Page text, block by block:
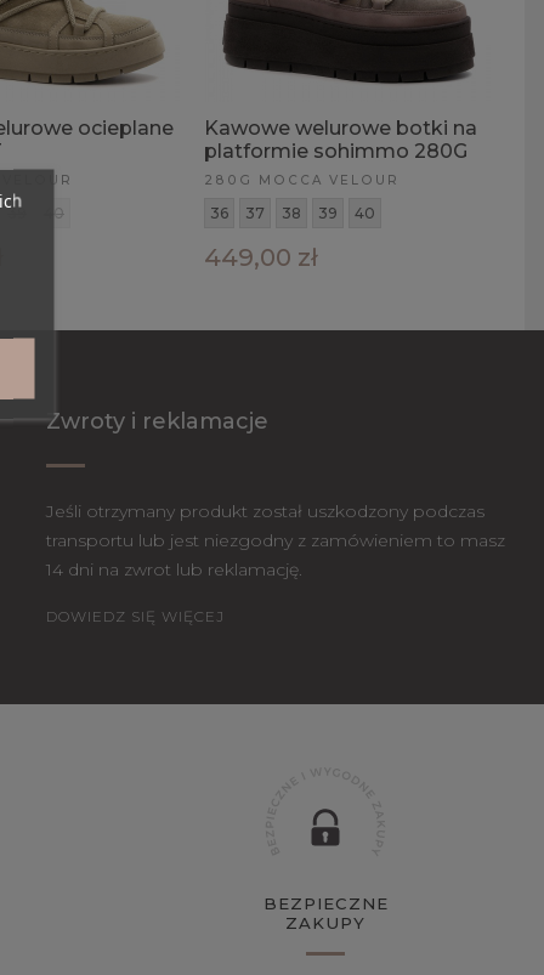
ocieplane
39 40
Kawowe welurowe botki na
platformie sohimmo 280G
280G MOCCA VELOUR
36 37 38 39 40
449,00 zł
Zwroty i reklamacje
Jeśli otrzymany produkt został uszkodzony podczas
transportu lub jest niezgodny z zamówieniem to masz
14 dni na zwrot lub reklamację.
DOWIEDZ SIĘ WIĘCEJ
BEZPIECZNE
ZAKUPY